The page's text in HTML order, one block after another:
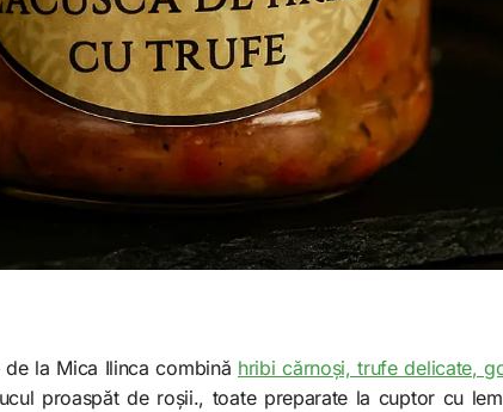
la Mica Ilinca combină hribi cărnoși, trufe delicate,
proaspăt de roșii., toate preparate la cuptor cu